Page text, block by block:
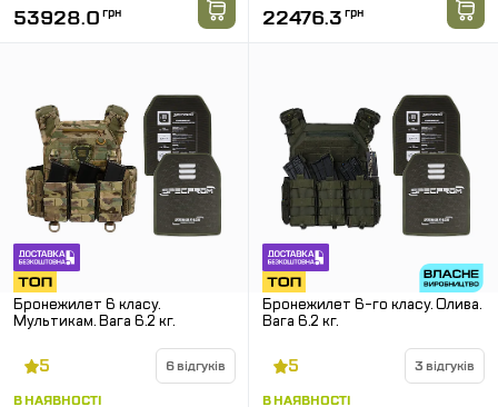
53928.0 грн 22476.3 грн
Бронежилет 6 класу.
Мультикам. Вага 6.2 кг.
5 6 відгуків
В НАЯВНОСТІ
Бронежилет 6-го класу. Олива.
Вага 6.2 кг.
5 3 відгуків
В НАЯВНОСТІ